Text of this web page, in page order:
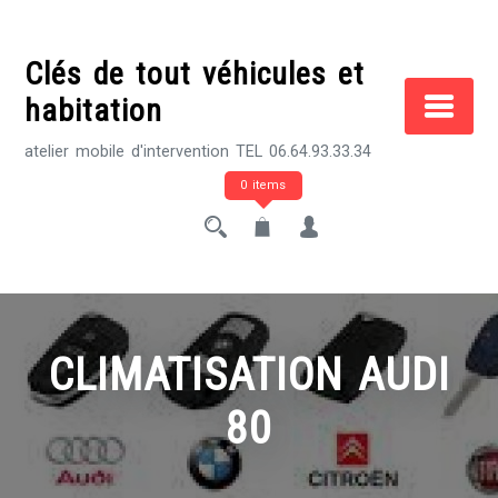
contentClés de tout véhicules et
habitation
atelier mobile d'intervention TEL 06.64.93.33.34
0 items
CLIMATISATION AUDI
80